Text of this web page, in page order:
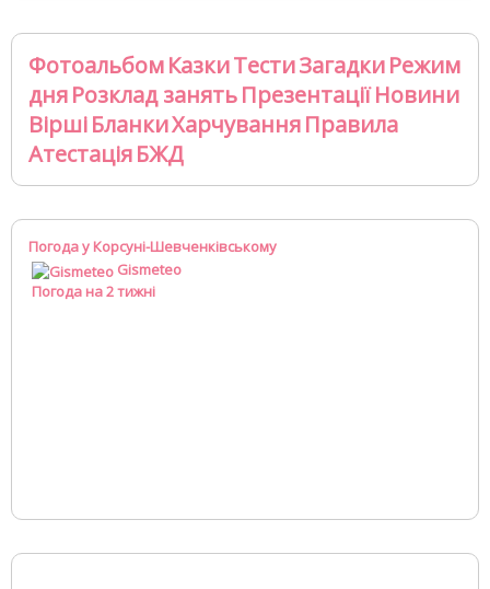
ФотоальбомКазкиТестиЗагадкиРежим
дняРозклад занятьПрезентаціїНовини
ВіршіБланкиХарчуванняПравила
АтестаціяБЖД
Погода у Корсуні-Шевченківському
Gismeteo
Погода на 2 тижні